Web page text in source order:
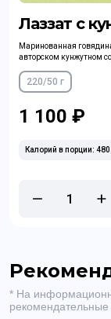
Лаззат с
Маринованная
авторском кунжутном
220/50 г
1 100 ₽
Калорий в порции:
1
* На
рекомендательные